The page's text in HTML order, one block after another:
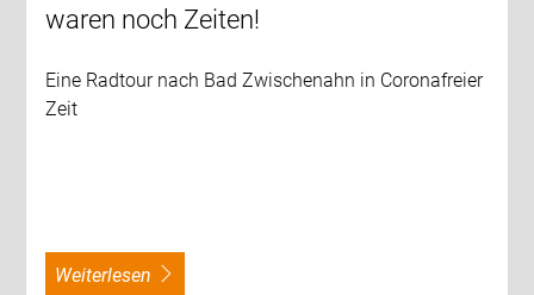
waren noch Zeiten!
Eine Radtour nach Bad Zwischenahn in Coronafreier
Zeit
weiterlesen